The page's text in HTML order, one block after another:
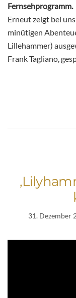
Fernsehprogramm.
Erneut zeigt bei uns
minütigen
Lillehammer)
Frank Tagliano,
31. Dezember